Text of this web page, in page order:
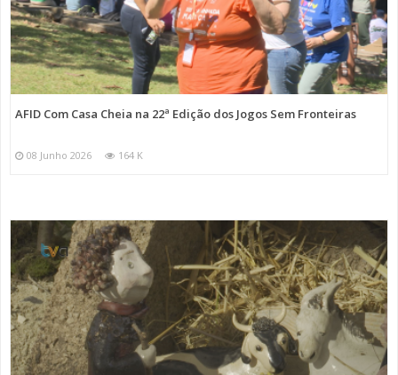
AFID Com Casa Cheia na 22ª Edição dos Jogos Sem Fronteiras
08 Junho 2026 164 K